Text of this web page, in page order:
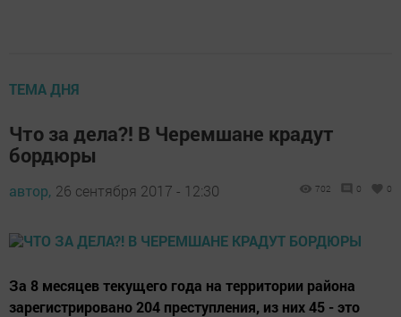
ТЕМА ДНЯ
Что за дела?! В Черемшане крадут
бордюры
автор, 26 сентября 2017 - 12:30 702 0 0
За 8 месяцев текущего года на территории района
зарегистрировано 204 преступления, из них 45 - это